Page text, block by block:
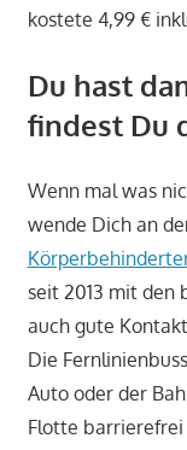
kostete 4,99 €
Du hast
findest Du
Wenn mal was
wende Dich an
seit 2013 mit den
auch gute
Die
Auto oder der
Flotte barrierefrei